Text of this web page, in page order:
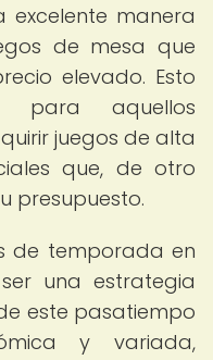
manera
de mesa que
elevado. Esto
para aquellos
juegos de alta
que, de otro
presupuesto.
de temporada en
una estrategia
este pasatiempo
y variada,